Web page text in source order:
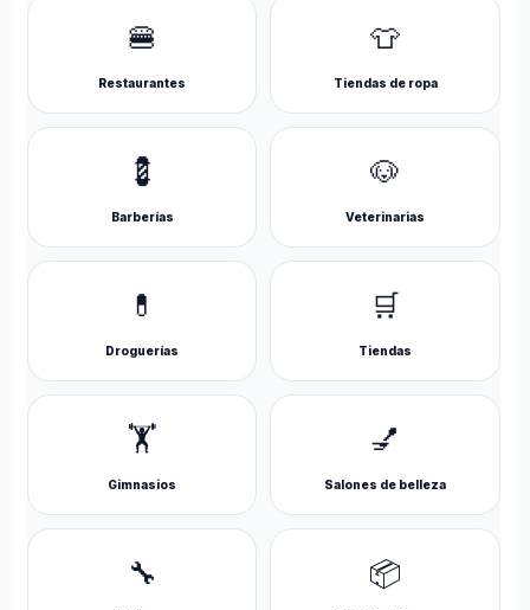
🍔
Restaurantes
👕
Tiendas de ropa
💈
Barberías
🐶
Veterinarias
💊
Droguerías
🛒
Tiendas
🏋️
Gimnasios
💅
Salones de belleza
🔧 📦